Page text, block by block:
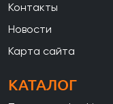
Контакты
Новости
Карта сайта
КАТАЛОГ